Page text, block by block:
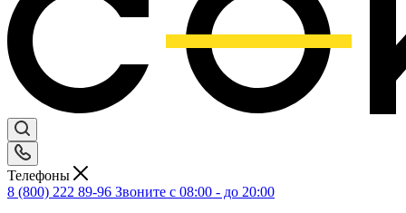
Телефоны
8 (800) 222 89-96 Звоните с 08:00 - до 20:00